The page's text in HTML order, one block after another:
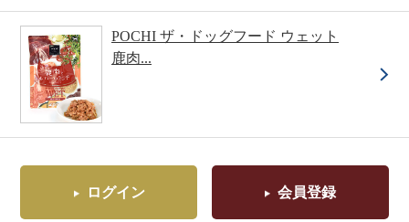
POCHI ザ・ドッグフード ウェット
鹿肉...
ログイン 会員登録